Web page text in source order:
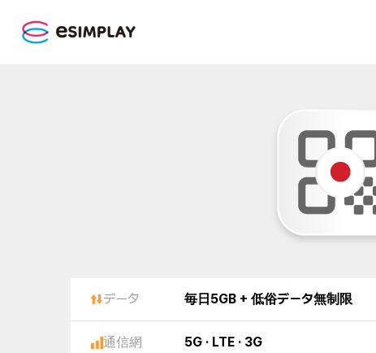
データ 毎日5GB + 低俗データ無制限
通信網 5G · LTE · 3G